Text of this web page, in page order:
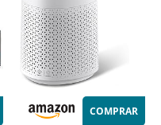
COMPRAR